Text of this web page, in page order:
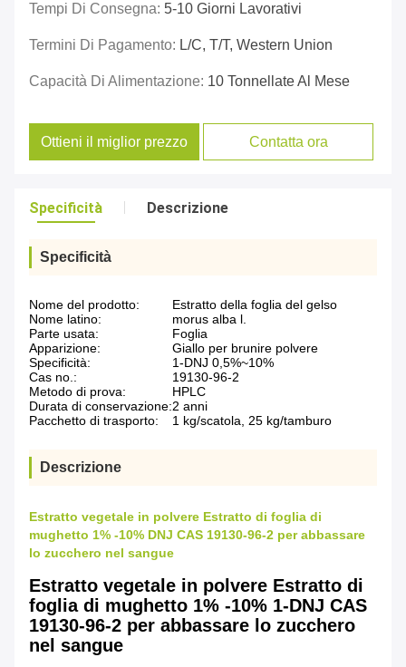
Tempi Di Consegna: 5-10 Giorni Lavorativi
Termini Di Pagamento: L/C, T/T, Western Union
Capacità Di Alimentazione: 10 Tonnellate Al Mese
Ottieni il miglior prezzo Contatta ora
Specificità Descrizione
Specificità
Nome del prodotto:
Estratto della foglia del gelso
Nome latino:
morus alba l.
Parte usata:
Foglia
Apparizione:
Giallo per brunire polvere
Specificità:
1-DNJ 0,5%~10%
Cas no.:
19130-96-2
Metodo di prova:
HPLC
Durata di conservazione:2 anni
Pacchetto di trasporto:
1 kg/scatola, 25 kg/tamburo
Descrizione
Estratto vegetale in polvere Estratto di foglia di
mughetto 1% -10% DNJ CAS 19130-96-2 per abbassare
lo zucchero nel sangue
Estratto vegetale in polvere Estratto di
foglia di mughetto 1% -10% 1-DNJ CAS
19130-96-2 per abbassare lo zucchero
nel sangue